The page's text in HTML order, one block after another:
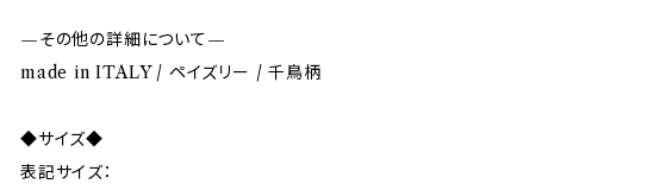
—その他の詳細について—
made in ITALY / ペイズリー / 千鳥柄
◆サイズ◆
表記サイズ：